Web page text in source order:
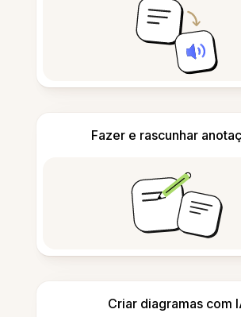
Fazer e rascunhar
Criar diagramas com